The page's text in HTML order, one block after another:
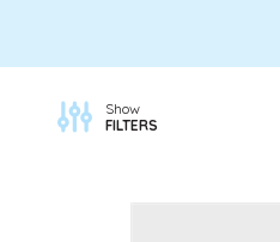
Show
FILTERS